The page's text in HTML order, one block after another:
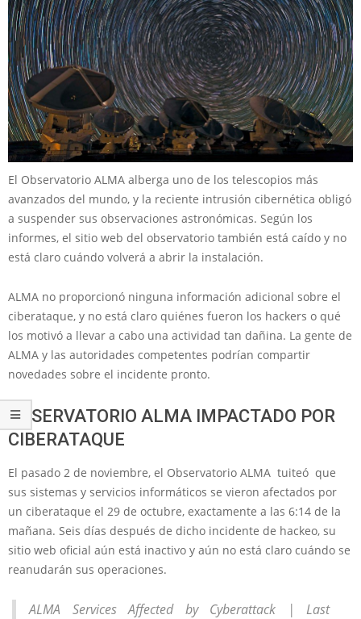
El Observatorio ALMA alberga uno de los telescopios más
avanzados del mundo, y la reciente intrusión cibernética obligó
a suspender sus observaciones astronómicas. Según los
informes, el sitio web del observatorio también está caído y no
está claro cuándo volverá a abrir la instalación.
ALMA no proporcionó ninguna información adicional sobre el
ciberataque, y no está claro quiénes fueron los hackers o qué
los motivó a llevar a cabo una actividad tan dañina. La gente de
ALMA y las autoridades competentes podrían compartir
novedades sobre el incidente pronto.
OBSERVATORIO ALMA IMPACTADO POR
CIBERATAQUE
El pasado 2 de noviembre, el Observatorio ALMA tuiteó que
sus sistemas y servicios informáticos se vieron afectados por
un ciberataque el 29 de octubre, exactamente a las 6:14 de la
mañana. Seis días después de dicho incidente de hackeo, su
sitio web oficial aún está inactivo y aún no está claro cuándo se
reanudarán sus operaciones.
ALMA Services Affected by Cyberattack | Last